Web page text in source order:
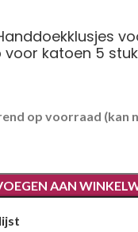
katoen 5
op voorraad (kan
AAN